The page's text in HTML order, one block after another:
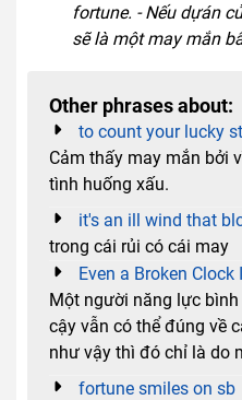
fortune. - Nếu dựán
sẽ là một may mắn
Other phrases about:
to count your lucky
Cảm thấy may mắn bởi
tình huống xấu.
it's an ill wind that
trong cái rủi có cái may
Even a Broken
Một người năng lực
cậy vẫn có thể đúng về
như vậy thì đó chỉ là do
fortune smiles on sb